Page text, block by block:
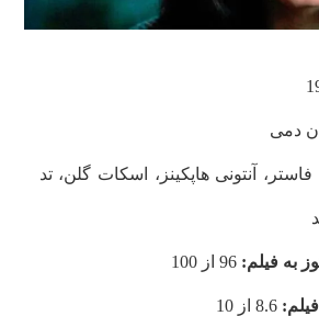
دمی
آنتونی هاپکینز، اسکات گلن، تد
به فیلم: